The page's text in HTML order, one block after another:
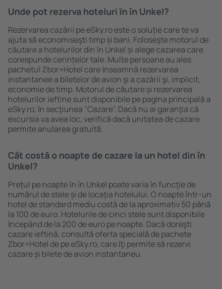
Unde pot rezerva hoteluri ȋn în Unkel?
Rezervarea cazării pe eSky.ro este o soluție care te va
ajuta să economiseşti timp și bani. Foloseşte motorul de
căutare a hotelurilor din în Unkel și alege cazarea care
corespunde cerințelor tale. Multe persoane au ales
pachetul Zbor+Hotel care ȋnseamnă rezervarea
instantanee a biletelor de avion şi a cazării şi, implicit,
economie de timp. Motorul de căutare și rezervarea
hotelurilor ieftine sunt disponibile pe pagina principală a
eSky.ro, ȋn secţiunea "Cazare". Dacă nu ai garanţia că
excursia va avea loc, verifică dacă unitatea de cazare
permite anularea gratuită.
Cât costă o noapte de cazare la un hotel din în
Unkel?
Prețul pe noapte în în Unkel poate varia în funcție de
numărul de stele și de locaţia hotelului. O noapte într-un
hotel de standard mediu costă de la aproximativ 50 până
la 100 de euro. Hotelurile de cinci stele sunt disponibile
ȋncepând de la 200 de euro pe noapte. Dacă doreşti
cazare ieftină, consultă oferta specială de pachete
Zbor+Hotel de pe eSky.ro, care ȋţi permite să rezervi
cazare și bilete de avion instantaneu.